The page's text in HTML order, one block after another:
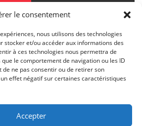
le consentement
nous utilisons des technologies
stocker et/ou accéder aux informations des
à ces technologies nous permettra de
le comportement de navigation ou les ID
de ne pas consentir ou de retirer son
effet négatif sur certaines caractéristiques
Accepter
& LESPÉRANCE
/ Barristers & Solicitors
la Place d'Armes, Suite 90
(Quebec) H2Y 2X8
T514 871-8385
1-844-588-8385
info@tjl.quebec